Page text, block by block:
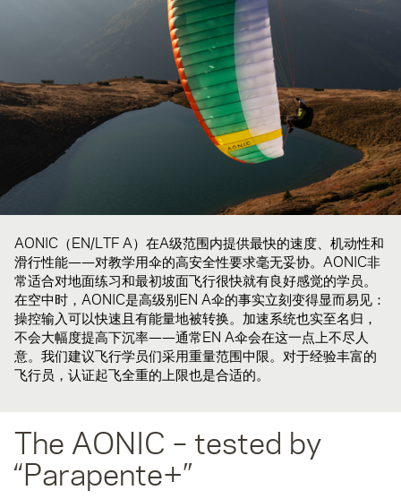
AONIC（EN/LTF A）在A级范围内提供最快的速度、机动性和
滑行性能——对教学用伞的高安全性要求毫无妥协。AONIC非
常适合对地面练习和最初坡面飞行很快就有良好感觉的学员。
在空中时，AONIC是高级别EN A伞的事实立刻变得显而易见：
操控输入可以快速且有能量地被转换。加速系统也实至名归，
不会大幅度提高下沉率——通常EN A伞会在这一点上不尽人
意。我们建议飞行学员们采用重量范围中限。对于经验丰富的
飞行员，认证起飞全重的上限也是合适的。
The AONIC – tested by
“Parapente+”